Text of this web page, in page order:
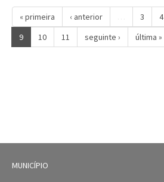
« primeira ‹ anterior 3 4
9
10 11 seguinte › última »
MUNICÍPIO